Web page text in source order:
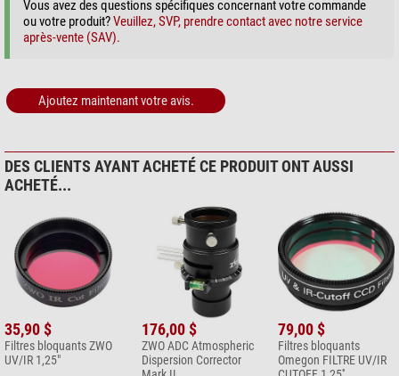
Vous avez des questions spécifiques concernant votre commande
ou votre produit?Veuillez, SVP, prendre contact avec notre service
après-vente (SAV).
Ajoutez maintenant votre avis.
DES CLIENTS AYANT ACHETÉ CE PRODUIT ONT AUSSI
ACHETÉ...
35,90 $
Filtres bloquants ZWO
UV/IR 1,25"
176,00 $
ZWO ADC Atmospheric
Dispersion Corrector
79,00 $
Filtres bloquants
Omegon FILTRE UV/IR